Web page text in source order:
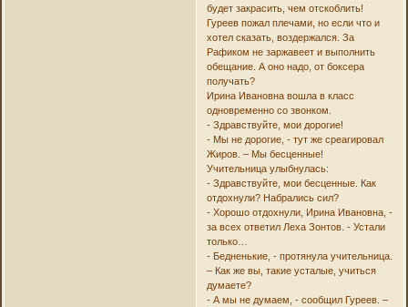
будет закрасить, чем отскоблить!
Гуреев пожал плечами, но если что и
хотел сказать, воздержался. За
Рафиком не заржавеет и выполнить
обещание. А оно надо, от боксера
получать?
Ирина Ивановна вошла в класс
одновременно со звонком.
- Здравствуйте, мои дорогие!
- Мы не дорогие, - тут же среагировал
Жиров. – Мы бесценные!
Учительница улыбнулась:
- Здравствуйте, мои бесценные. Как
отдохнули? Набрались сил?
- Хорошо отдохнули, Ирина Ивановна, -
за всех ответил Леха Зонтов. - Устали
только…
- Бедненькие, - протянула учительница.
– Как же вы, такие усталые, учиться
думаете?
- А мы не думаем, - сообщил Гуреев. –